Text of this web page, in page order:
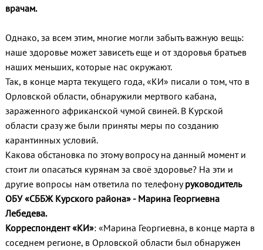
врачам.
Однако, за всем этим, многие могли забыть важную вещь:
наше здоровье может зависеть еще и от здоровья братьев
наших меньших, которые нас окружают.
Так, в конце марта текущего года, «КИ» писали о том, что в
Орловской области, обнаружили мертвого кабана,
зараженного африканской чумой свиней. В Курской
области сразу же были приняты меры по созданию
карантинных условий.
Какова обстановка по этому вопросу на данный момент и
стоит ли опасаться курянам за своё здоровье? На эти и
другие вопросы нам ответила по телефонуруководитель
ОБУ «СББЖ Курского района» - Марина Георгиевна
Лебедева.
Корреспондент «КИ»: «Марина Георгиевна, в конце марта в
соседнем регионе, в Орловской области был обнаружен